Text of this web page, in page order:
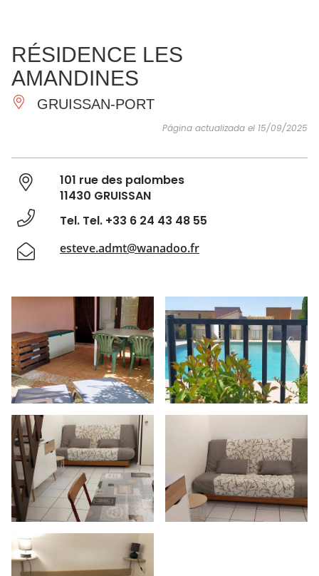
IMPRESCINDIBLES
HACER
RÉSIDENCE LES
AMANDINES
GRUISSAN-PORT
Página actualizada el 15/09/2025
101 rue des palombes
11430 GRUISSAN
Tel. Tel. +33 6 24 43 48 55
esteve.admt@wanadoo.fr